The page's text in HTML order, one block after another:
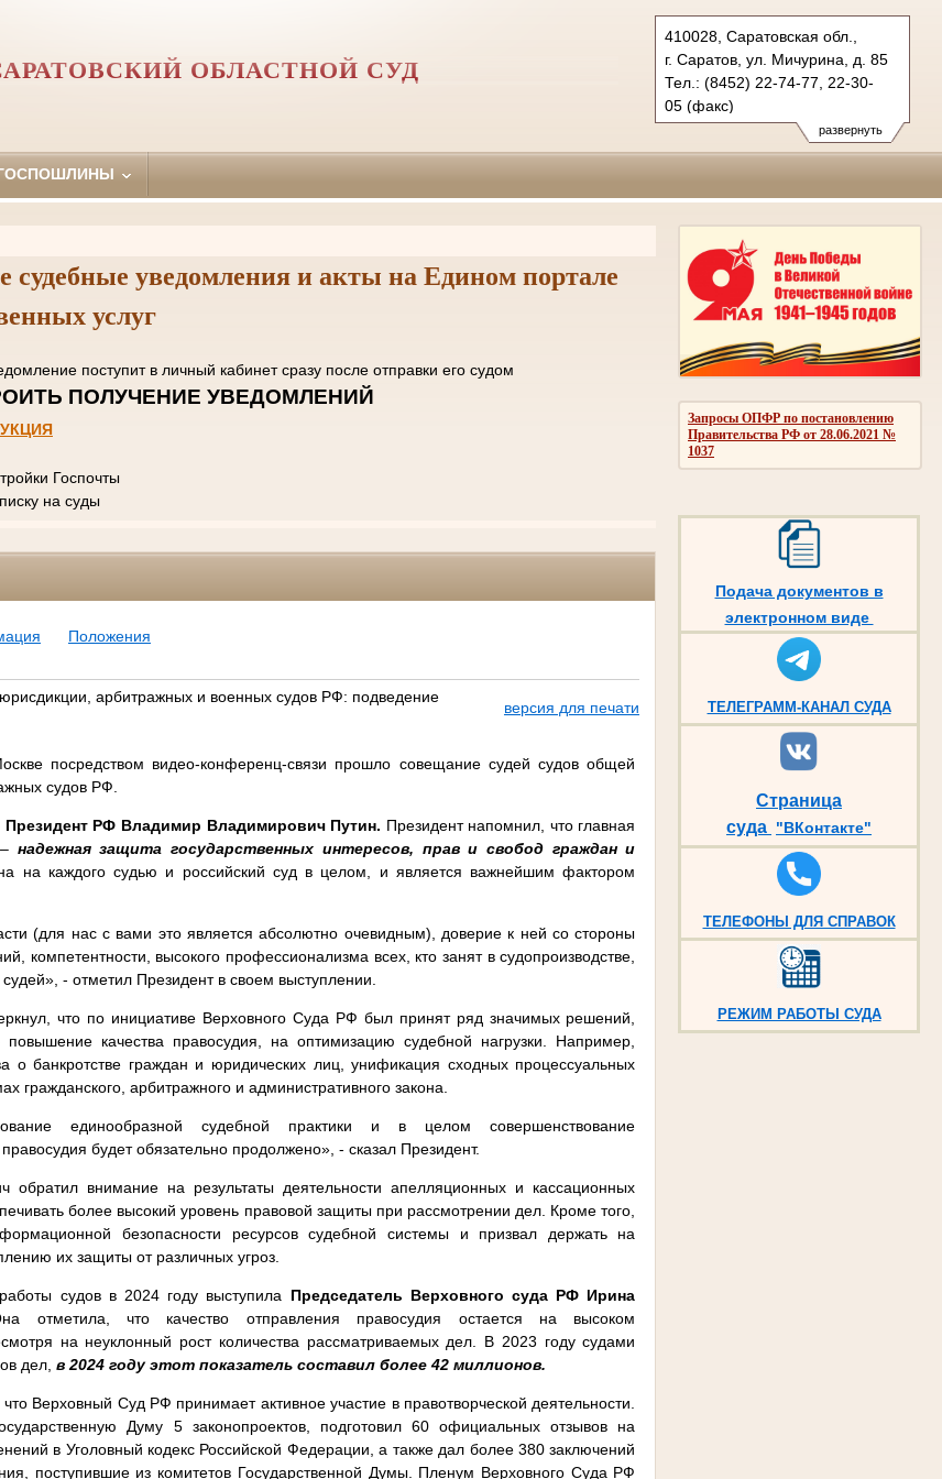
развернуть
410028, Саратовская обл.,
г. Саратов, ул. Мичурина, д. 85
Тел.: (8452) 22-74-77, 22-30-
05 (факс)
oblsud.sar@sudrf.ru
ОБЛАСТНОЙ СУД
Запросы ОПФР по постановлению
Правительства РФ от 28.06.2021 №
1037
Подача документов в
электронном виде
ТЕЛЕГРАММ-КАНАЛ СУДА
Страница
суда "ВКонтакте"
ТЕЛЕФОНЫ ДЛЯ СПРАВОК
РЕЖИМ РАБОТЫ СУДА
судебные уведомления и акты на Едином портале
услуг
поступит в личный кабинет сразу после отправки его судом
ПОЛУЧЕНИЕ УВЕДОМЛЕНИЙ
Госпочты
на суды
Положения
арбитражных и военных судов РФ: подведение
версия для печати
посредством видео-конференц-связи прошло совещание судей судов общей
судов РФ.
Президент РФ Владимир Владимирович Путин. Президент напомнил, что главная
надежная защита государственных интересов, прав и свобод граждан и
на каждого судью и российский суд в целом, и является важнейшим фактором
(для нас с вами это является абсолютно очевидным), доверие к ней со стороны
компетентности, высокого профессионализма всех, кто занят в судопроизводстве,
- отметил Президент в своем выступлении.
что по инициативе Верховного Суда РФ был принят ряд значимых решений,
качества правосудия, на оптимизацию судебной нагрузки. Например,
о банкротстве граждан и юридических лиц, унификация сходных процессуальных
гражданского, арбитражного и административного закона.
единообразной судебной практики и в целом совершенствование
будет обязательно продолжено», - сказал Президент.
обратил внимание на результаты деятельности апелляционных и кассационных
более высокий уровень правовой защиты при рассмотрении дел. Кроме того,
безопасности ресурсов судебной системы и призвал держать на
их защиты от различных угроз.
судов в 2024 году выступила Председатель Верховного суда РФ Ирина
отметила, что качество отправления правосудия остается на высоком
на неуклонный рост количества рассматриваемых дел. В 2023 году судами
дел,в 2024 году этот показатель составил более 42 миллионов.
Верховный Суд РФ принимает активное участие в правотворческой деятельности.
Думу 5 законопроектов, подготовил 60 официальных отзывов на
в Уголовный кодекс Российской Федерации, а также дал более 380 заключений
поступившие из комитетов Государственной Думы. Пленум Верховного Суда РФ